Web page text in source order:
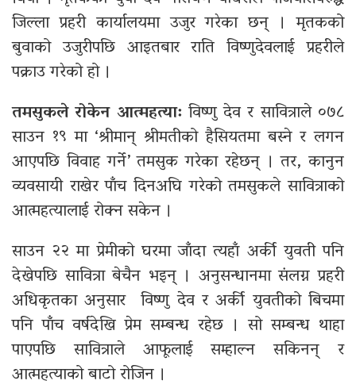
जिल्ला प्रहरी कार्यालयमा उजुर गरेका छन् । मृतकको
बुवाको उजुरीपछि आइतबार राति विष्णुदेवलाई प्रहरीले
पक्राउ गरेको हो ।
तमसुकले रोकेन आत्महत्या:विष्णु देव र सावित्राले ०७८
साउन १९ मा ‘श्रीमान् श्रीमतीको हैसियतमा बस्ने र लगन
आएपछि विवाह गर्ने’ तमसुक गरेका रहेछन् । तर, कानुन
व्यवसायी राखेर पाँच दिनअघि गरेको तमसुकले सावित्राको
आत्महत्यालाई रोक्न सकेन ।
साउन २२ मा प्रेमीको घरमा जाँदा त्यहाँ अर्की युवती पनि
देखेपछि सावित्रा बेचैन भइन् । अनुसन्धानमा संलग्न प्रहरी
अधिकृतका अनुसार विष्णु देव र अर्की युवतीको बिचमा
पनि पाँच वर्षदेखि प्रेम सम्बन्ध रहेछ । सो सम्बन्ध थाहा
पाएपछि सावित्राले आफूलाई सम्हाल्न सकिनन् र
आत्महत्याको बाटो रोजिन ।